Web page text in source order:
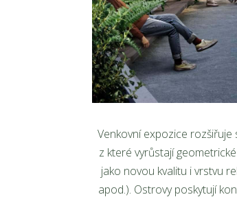
Venkovní expozice
z které vyrůstají
jako novou kvalitu i vrstvu
apod.). Ostrovy poskytují